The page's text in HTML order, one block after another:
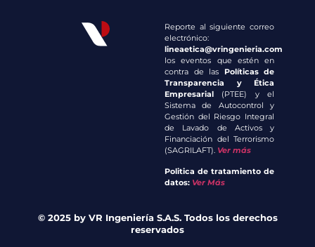
Reporte al siguiente correo
electrónico:
lineaetica@vringenieria.com
los eventos que estén en
contra de las
Políticas de
Transparencia y Ética
Empresarial (PTEE) y el
Sistema de Autocontrol y
Gestión del Riesgo Integral
de Lavado de Activos y
Financiación del Terrorismo
(SAGRILAFT). Ver más
Politica de tratamiento de
datos: Ver Más
© 2025 by VR Ingeniería S.A.S. Todos los derechos
reservados